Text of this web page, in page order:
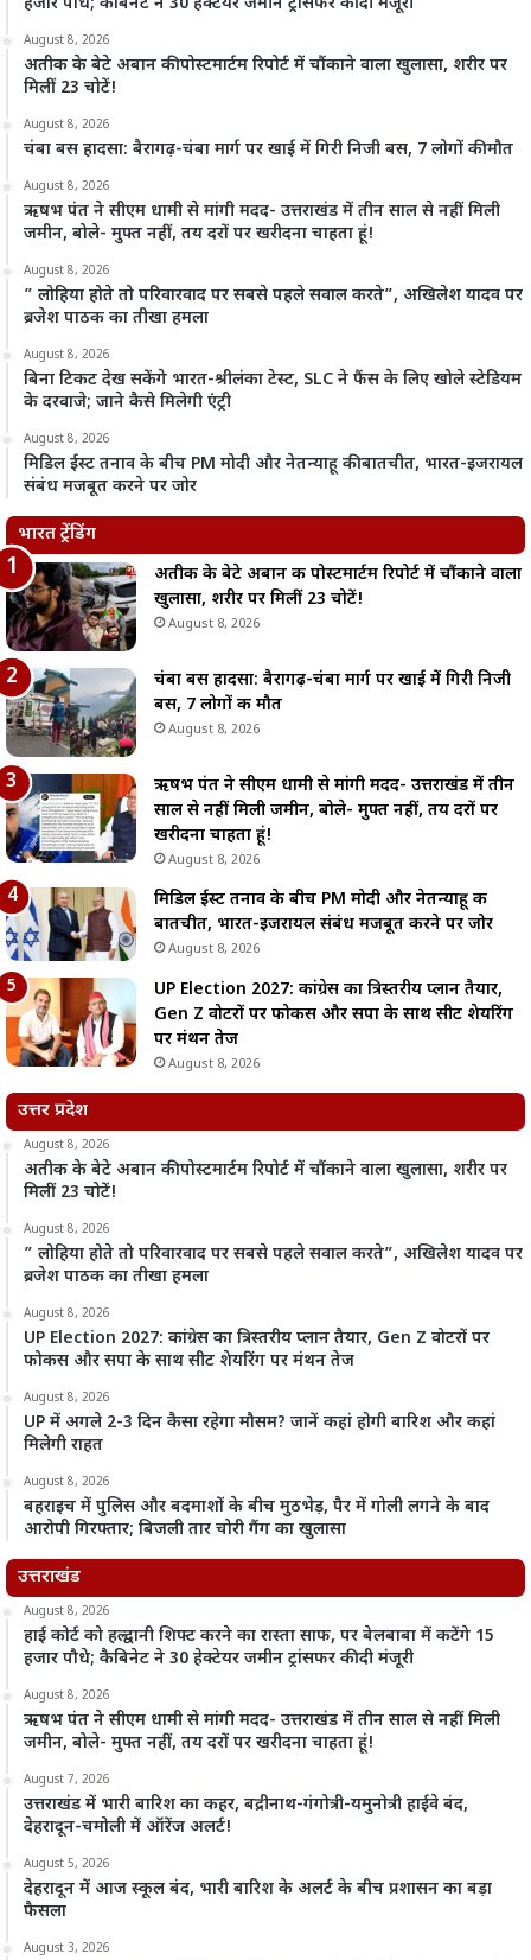
August 8, 2026
अतीक के बेटे अबान की पोस्टमार्टम रिपोर्ट में चौंकाने वाला खुलासा, शरीर पर
मिलीं 23 चोटें!
August 8, 2026
चंबा बस हादसा: बैरागढ़-चंबा मार्ग पर खाई में गिरी निजी बस, 7 लोगों की मौत
August 8, 2026
ऋषभ पंत ने सीएम धामी से मांगी मदद- उत्तराखंड में तीन साल से नहीं मिली
जमीन, बोले- मुफ्त नहीं, तय दरों पर खरीदना चाहता हूं!
August 8, 2026
” लोहिया होते तो परिवारवाद पर सबसे पहले सवाल करते”, अखिलेश यादव पर
ब्रजेश पाठक का तीखा हमला
August 8, 2026
बिना टिकट देख सकेंगे भारत-श्रीलंका टेस्ट, SLC ने फैंस के लिए खोले स्टेडियम
के दरवाजे; जाने कैसे मिलेगी एंट्री
August 8, 2026
मिडिल ईस्ट तनाव के बीच PM मोदी और नेतन्याहू की बातचीत, भारत-इजरायल
संबंध मजबूत करने पर जोर
भारत ट्रेंडिंग
अतीक के बेटे अबान की पोस्टमार्टम रिपोर्ट में चौंकाने वाला
खुलासा, शरीर पर मिलीं 23 चोटें!
August 8, 2026
चंबा बस हादसा: बैरागढ़-चंबा मार्ग पर खाई में गिरी निजी
बस, 7 लोगों की मौत
August 8, 2026
ऋषभ पंत ने सीएम धामी से मांगी मदद- उत्तराखंड में तीन
साल से नहीं मिली जमीन, बोले- मुफ्त नहीं, तय दरों पर
खरीदना चाहता हूं!
August 8, 2026
मिडिल ईस्ट तनाव के बीच PM मोदी और नेतन्याहू की
बातचीत, भारत-इजरायल संबंध मजबूत करने पर जोर
August 8, 2026
UP Election 2027: कांग्रेस का त्रिस्तरीय प्लान तैयार,
Gen Z वोटरों पर फोकस और सपा के साथ सीट शेयरिंग
पर मंथन तेज
August 8, 2026
उत्तर प्रदेश
August 8, 2026
अतीक के बेटे अबान की पोस्टमार्टम रिपोर्ट में चौंकाने वाला खुलासा, शरीर पर
मिलीं 23 चोटें!
August 8, 2026
” लोहिया होते तो परिवारवाद पर सबसे पहले सवाल करते”, अखिलेश यादव पर
ब्रजेश पाठक का तीखा हमला
August 8, 2026
UP Election 2027: कांग्रेस का त्रिस्तरीय प्लान तैयार, Gen Z वोटरों पर
फोकस और सपा के साथ सीट शेयरिंग पर मंथन तेज
August 8, 2026
UP में अगले 2-3 दिन कैसा रहेगा मौसम? जानें कहां होगी बारिश और कहां
मिलेगी राहत
August 8, 2026
बहराइच में पुलिस और बदमाशों के बीच मुठभेड़, पैर में गोली लगने के बाद
आरोपी गिरफ्तार; बिजली तार चोरी गैंग का खुलासा
उत्तराखंड
August 8, 2026
हाई कोर्ट को हल्द्वानी शिफ्ट करने का रास्ता साफ, पर बेलबाबा में कटेंगे 15
हजार पौधे; कैबिनेट ने 30 हेक्टेयर जमीन ट्रांसफर की दी मंजूरी
August 8, 2026
ऋषभ पंत ने सीएम धामी से मांगी मदद- उत्तराखंड में तीन साल से नहीं मिली
जमीन, बोले- मुफ्त नहीं, तय दरों पर खरीदना चाहता हूं!
August 7, 2026
उत्तराखंड में भारी बारिश का कहर, बद्रीनाथ-गंगोत्री-यमुनोत्री हाईवे बंद,
देहरादून-चमोली में ऑरेंज अलर्ट!
August 5, 2026
देहरादून में आज स्कूल बंद, भारी बारिश के अलर्ट के बीच प्रशासन का बड़ा
फैसला
August 3, 2026